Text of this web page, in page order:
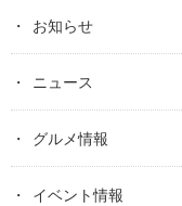
お知らせ
ニュース
グルメ情報
イベント情報